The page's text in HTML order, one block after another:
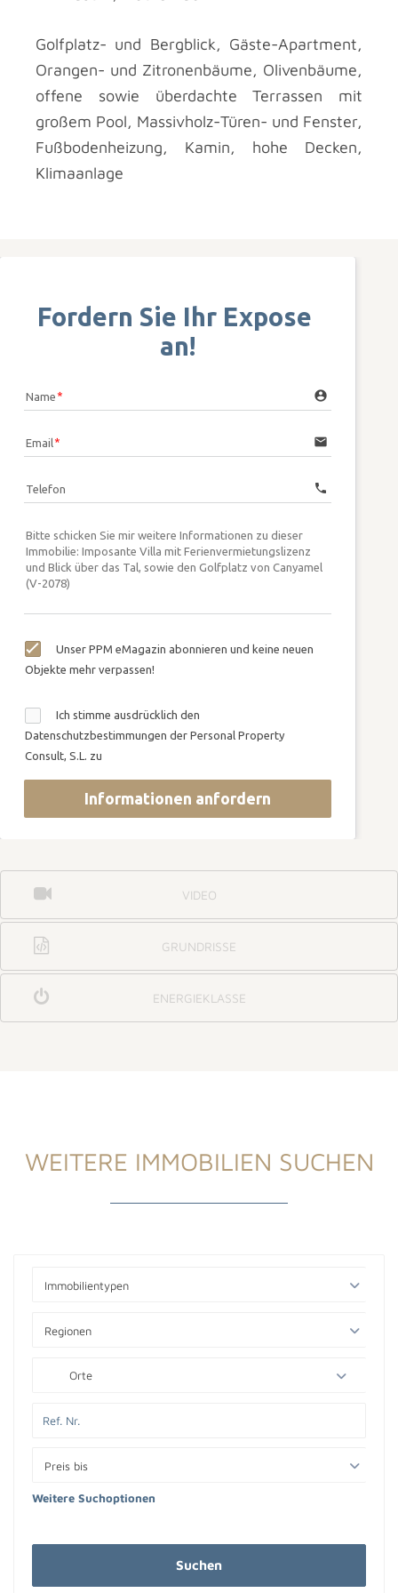
Golfplatz- und Bergblick, Gäste-Apartment,
Orangen- und Zitronenbäume, Olivenbäume,
offene sowie überdachte Terrassen mit
großem Pool, Massivholz-Türen- und Fenster,
Fußbodenheizung, Kamin, hohe Decken,
Klimaanlage
Fordern Sie Ihr Expose
an!
Name account_circle
Email email
Telefon call
Unser PPM eMagazin abonnieren und keine neuen
Objekte mehr verpassen!
Ich stimme ausdrücklich den
Datenschutzbestimmungen der Personal Property
Consult, S.L. zu
Informationen anfordern
VIDEO
GRUNDRISSE
ENERGIEKLASSE
WEITERE IMMOBILIEN SUCHEN
Immobilientypen
Regionen
Orte
Preis bis
Weitere Suchoptionen
Suchen